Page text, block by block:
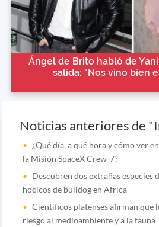
Ángel de Brito habló de
salida: "Nos vino bien
Noticias anteriores de
¿Qué día, a qué hora y cómo ver
la Misión SpaceX Crew-7?
Descubren dos extrañas especies
hocicos de bulldog en Africa
Científicos platenses afirman que
riesgo al medioambiente y a la fauna